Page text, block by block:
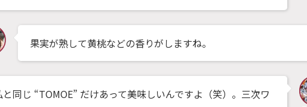
果実が熟して黄桃などの香りがしますね。
と同じ “TOMOE” だけあって美味しいんですよ（笑）。三次ワ